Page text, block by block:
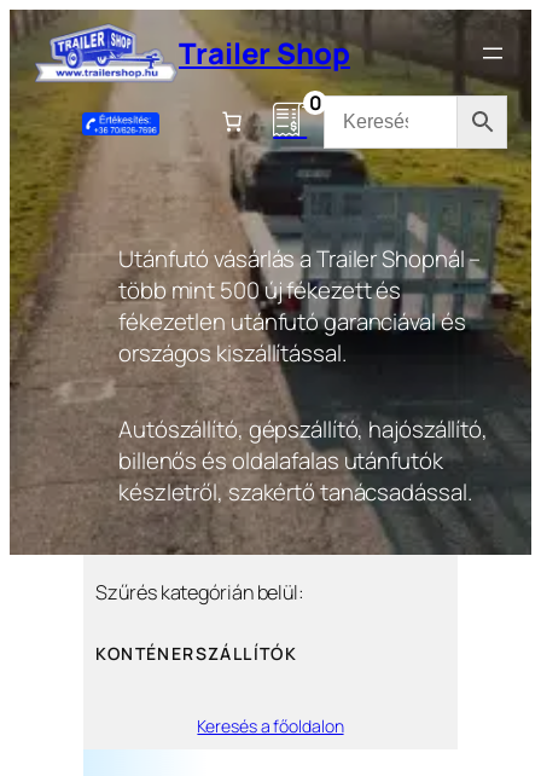
Ugrás
a
tartalomhoz
Trailer Shop
0
Utánfutó vásárlás a Trailer Shopnál –
több mint 500 új fékezett és
fékezetlen utánfutó garanciával és
országos kiszállítással.
Autószállító, gépszállító, hajószállító,
billenős és oldalafalas utánfutók
készletről, szakértő tanácsadással.
Szűrés kategórián belül:
KONTÉNERSZÁLLÍTÓK
Keresés a főoldalon